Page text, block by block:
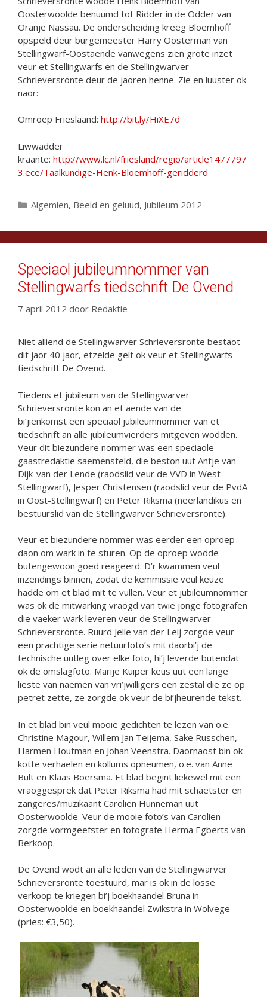
Oosterwoolde benuumd tot Ridder in de Odder van
Oranje Nassau. De onderscheiding kreeg Bloemhoff
opspeld deur burgemeester Harry Oosterman van
Stellingwarf-Oostaende vanwegens zien grote inzet
veur et Stellingwarfs en de Stellingwarver
Schrieversronte deur de jaoren henne. Zie en luuster ok
naor:
Omroep Frieslaand: http://bit.ly/HiXE7d
Liwwadder
kraante: http://www.lc.nl/friesland/regio/article1477797
3.ece/Taalkundige-Henk-Bloemhoff-geridderd
Categorieën
Algemien, Beeld en geluud, Jubileum 2012
Speciaol jubileumnommer van
Stellingwarfs tiedschrift De Ovend
7 april 2012 door Redaktie
Niet alliend de Stellingwarver Schrieversronte bestaot
dit jaor 40 jaor, etzelde gelt ok veur et Stellingwarfs
tiedschrift De Ovend.
Tiedens et jubileum van de Stellingwarver
Schrieversronte kon an et aende van de
bi’jienkomst een speciaol jubileumnommer van et
tiedschrift an alle jubileumvierders mitgeven wodden.
Veur dit biezundere nommer was een speciaole
gaastredaktie saemensteld, die beston uut Antje van
Dijk-van der Lende (raodslid veur de VVD in West-
Stellingwarf), Jesper Christensen (raodslid veur de PvdA
in Oost-Stellingwarf) en Peter Riksma (neerlandikus en
bestuurslid van de Stellingwarver Schrieversronte).
Veur et biezundere nommer was eerder een oproep
daon om wark in te sturen. Op de oproep wodde
butengewoon goed reageerd. D’r kwammen veul
inzendings binnen, zodat de kemmissie veul keuze
hadde om et blad mit te vullen. Veur et jubileumnommer
was ok de mitwarking vraogd van twie jonge fotografen
die vaeker wark leveren veur de Stellingwarver
Schrieversronte. Ruurd Jelle van der Leij zorgde veur
een prachtige serie netuurfoto’s mit daorbi’j de
technische uutleg over elke foto, hi’j leverde butendat
ok de omslagfoto. Marije Kuiper keus uut een lange
lieste van naemen van vri’jwilligers een zestal die ze op
petret zette, ze zorgde ok veur de bi’jheurende tekst.
In et blad bin veul mooie gedichten te lezen van o.e.
Christine Magour, Willem Jan Teijema, Sake Russchen,
Harmen Houtman en Johan Veenstra. Daornaost bin ok
kotte verhaelen en kollums opneumen, o.e. van Anne
Bult en Klaas Boersma. Et blad begint liekewel mit een
vraoggesprek dat Peter Riksma had mit schaetster en
zangeres/muzikaant Carolien Hunneman uut
Oosterwoolde. Veur de mooie foto’s van Carolien
zorgde vormgeefster en fotografe Herma Egberts van
Berkoop.
De Ovend wodt an alle leden van de Stellingwarver
Schrieversronte toestuurd, mar is ok in de losse
verkoop te kriegen bi’j boekhaandel Bruna in
Oosterwoolde en boekhaandel Zwikstra in Wolvege
(pries: €3,50).